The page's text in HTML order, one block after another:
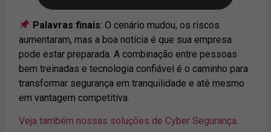
Palavras finais: O cenário mudou, os riscos
aumentaram, mas a boa notícia é que sua empresa
pode estar preparada. A combinação entre pessoas
bem treinadas e tecnologia confiável é o caminho para
transformar segurança em tranquilidade e até mesmo
em vantagem competitiva.
Veja também nossas soluções de Cyber Segurança.